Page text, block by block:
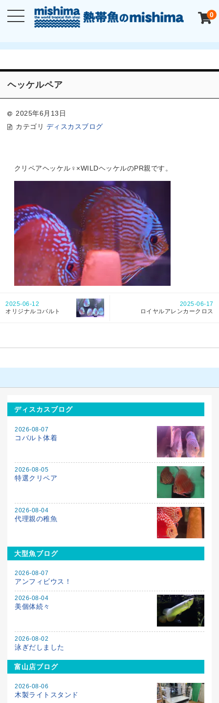
0
ヘッケルペア
2025年6月13日
カテゴリ ディスカスブログ
クリペアヘッケル♀×WILDヘッケルのPR親です。
2025-06-12
オリジナルコバルト
2025-06-17
ロイヤルアレンカークロス
ディスカスブログ
2026-08-07
コバルト体着
2026-08-05
特選クリペア
2026-08-04
代理親の稚魚
大型魚ブログ
2026-08-07
アンフィビウス！
2026-08-04
美個体続々
2026-08-02
泳ぎだしました
富山店ブログ
2026-08-06
木製ライトスタンド